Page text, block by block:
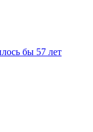
бы 57 лет